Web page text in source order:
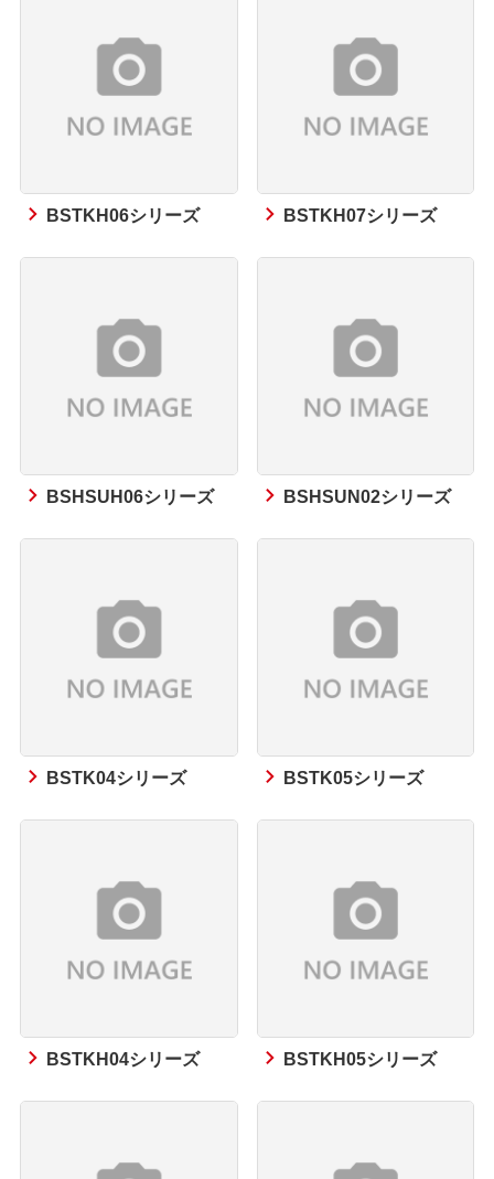
BSTKH06シリーズ BSTKH07シリーズ
BSHSUH06シリーズ BSHSUN02シリーズ
BSTK04シリーズ BSTK05シリーズ
BSTKH04シリーズ BSTKH05シリーズ